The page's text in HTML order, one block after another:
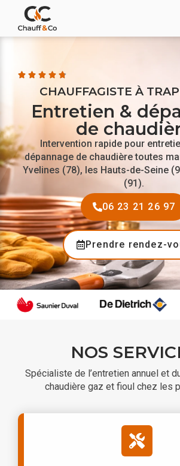
contenu
CHAUFFAGISTE À
Entretien &
de
Intervention rapide pour
dépannage de chaudière toutes
Yvelines (78), les Hauts-de-Seine
(91).
06 23 21 26 97
Prendre rendez-
NOS
Spécialiste de l’entretien annuel et
chaudière gaz et fioul chez les